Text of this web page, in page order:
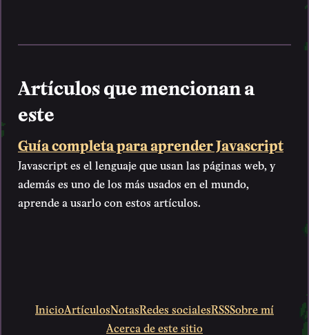
Artículos que mencionan a
este
Guía completa para aprender Javascript
Javascript es el lenguaje que usan las páginas web, y
además es uno de los más usados en el mundo,
aprende a usarlo con estos artículos.
InicioArtículosNotasRedes socialesRSSSobre mí
Acerca de este sitio